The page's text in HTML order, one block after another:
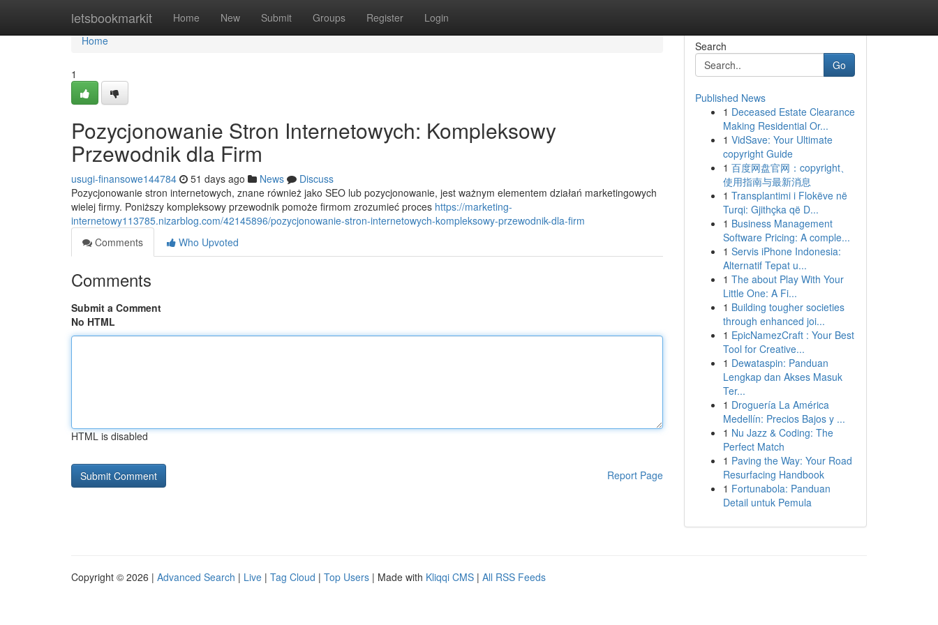
letsbookmarkit Home New Submit Groups Register Login
Home
Home
1
Pozycjonowanie Stron Internetowych: Kompleksowy
Przewodnik dla Firm
usugi-finansowe144784 51 days ago News
Discuss
Pozycjonowanie stron internetowych, znane również jako SEO lub pozycjonowanie, jest ważnym elementem działań marketingowych
wielej firmy. Poniższy kompleksowy przewodnik pomoże firmom zrozumieć proces https://marketing-
internetowy113785.nizarblog.com/42145896/pozycjonowanie-stron-internetowych-kompleksowy-przewodnik-dla-firm
Comments
Who Upvoted
Comments
Submit a Comment
No HTML
HTML is disabled
Report Page
Search
Go
Published News
1 Deceased Estate Clearance
Making Residential Or...
1 VidSave: Your Ultimate
copyright Guide
1 百度网盘官网：copyright、
使用指南与最新消息
1 Transplantimi i Flokëve në
Turqi: Gjithçka që D...
1 Business Management
Software Pricing: A comple...
1 Servis iPhone Indonesia:
Alternatif Tepat u...
1 The about Play With Your
Little One: A Fi...
1 Building tougher societies
through enhanced joi...
1 EpicNamezCraft : Your Best
Tool for Creative...
1 Dewataspin: Panduan
Lengkap dan Akses Masuk
Ter...
1 Droguería La América
Medellín: Precios Bajos y ...
1 Nu Jazz & Coding: The
Perfect Match
1 Paving the Way: Your Road
Resurfacing Handbook
1 Fortunabola: Panduan
Detail untuk Pemula
Copyright © 2026 | Advanced Search | Live | Tag Cloud | Top Users | Made with Kliqqi CMS | All RSS Feeds